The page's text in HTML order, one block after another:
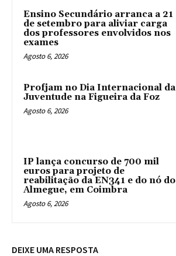
Ensino Secundário arranca a 21
de setembro para aliviar carga
dos professores envolvidos nos
exames
Agosto 6, 2026
Profjam no Dia Internacional da
Juventude na Figueira da Foz
Agosto 6, 2026
IP lança concurso de 700 mil
euros para projeto de
reabilitação da EN341 e do nó do
Almegue, em Coimbra
Agosto 6, 2026
DEIXE UMA RESPOSTA